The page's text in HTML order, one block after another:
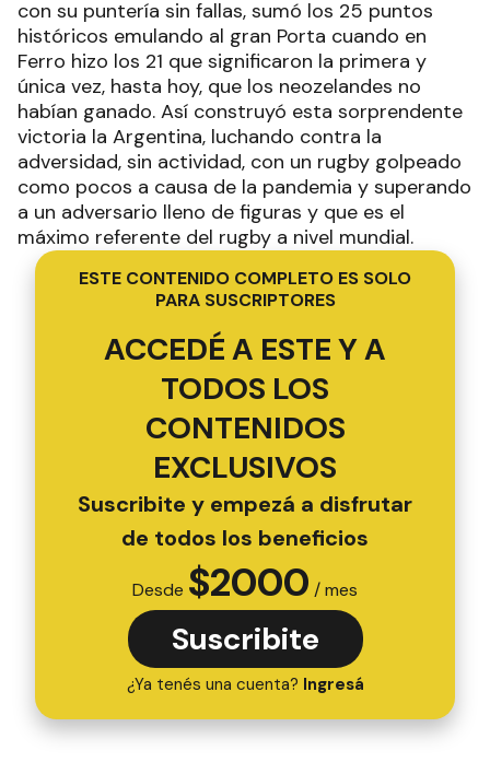
con su puntería sin fallas, sumó los 25 puntos
históricos emulando al gran Porta cuando en
Ferro hizo los 21 que significaron la primera y
única vez, hasta hoy, que los neozelandes no
habían ganado. Así construyó esta sorprendente
victoria la Argentina, luchando contra la
adversidad, sin actividad, con un rugby golpeado
como pocos a causa de la pandemia y superando
a un adversario lleno de figuras y que es el
máximo referente del rugby a nivel mundial.
ESTE CONTENIDO COMPLETO ES SOLO
PARA SUSCRIPTORES
ACCEDÉ A ESTE Y A
TODOS LOS
CONTENIDOS
EXCLUSIVOS
Suscribite y empezá a disfrutar
de todos los beneficios
Desde $2000 / mes
Suscribite
¿Ya tenés una cuenta? Ingresá